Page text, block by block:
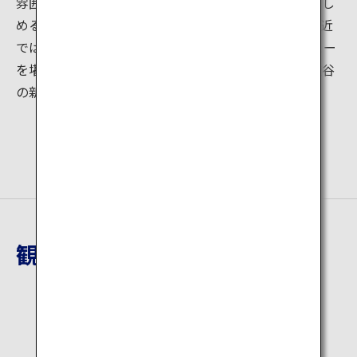
める新たなエリアとして人気を集めています。特に最近
では3rd wave coffeeと言われるスペシャリティコーヒー
を堪能できる小さなコーヒーショップが軒を連ね、渋谷
の新しいスポットとして賑わいをみせています。
観光地詳細